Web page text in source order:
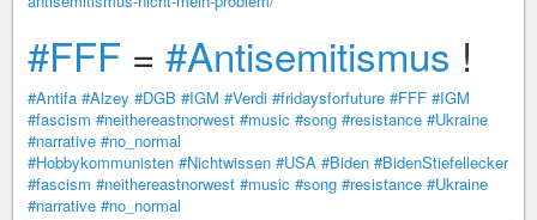
#FFF = #Antisemitismus !
#Antifa #Alzey #DGB #IGM #Verdi #fridaysforfuture #FFF #IGM
#fascism #neithereastnorwest #music #song #resistance #Ukraine
#narrative #no_normal
#Hobbykommunisten #Nichtwissen #USA #Biden #BidenStiefellecker
#fascism #neithereastnorwest #music #song #resistance #Ukraine
#narrative #no_normal